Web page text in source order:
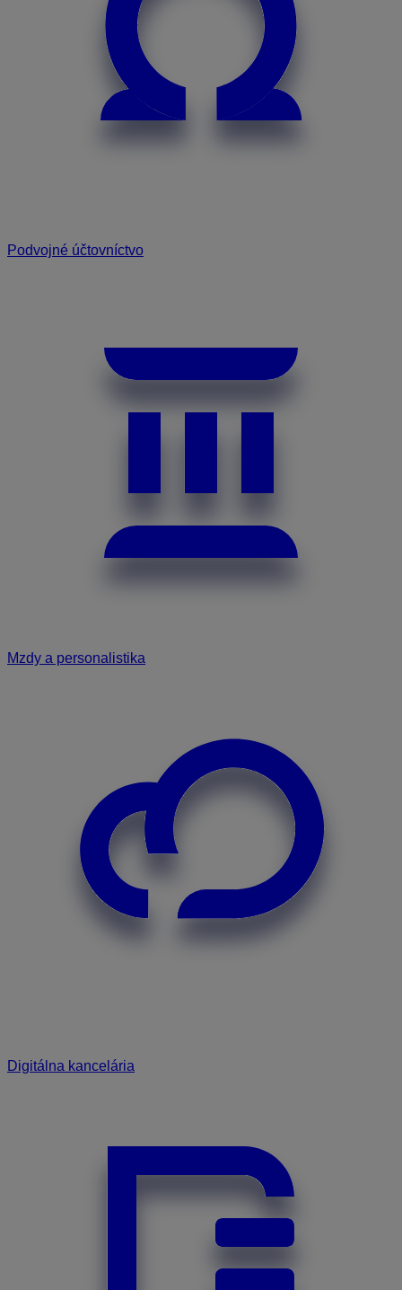
Podvojné účtovníctvo
Mzdy a personalistika
Digitálna kancelária